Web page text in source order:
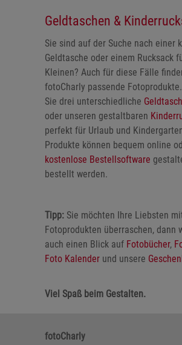
Geldtaschen &
Sie sind auf der Suche nach einer
Geldtasche oder einem Rucksack
Kleinen? Auch für diese Fälle
fotoCharly passende
Sie drei unterschiedliche
oder unseren gestaltbaren
perfekt für Urlaub und
Produkte können bequem online
kostenlose Bestellsoftware
bestellt werden.
Tipp: Sie möchten Ihre Liebsten
Fotoprodukten überraschen, dann
auch einen Blick auf Fotobücher,
Foto Kalender und unsere
Viel Spaß beim Gestalten.
fotoCharly